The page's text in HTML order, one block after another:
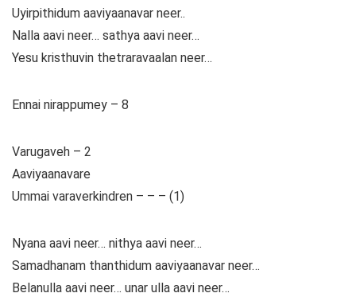
Uyirpithidum aaviyaanavar neer..
Nalla aavi neer… sathya aavi neer…
Yesu kristhuvin thetraravaalan neer…
Ennai nirappumey – 8
Varugaveh – 2
Aaviyaanavare
Ummai varaverkindren – – – (1)
Nyana aavi neer… nithya aavi neer…
Samadhanam thanthidum aaviyaanavar neer…
Belanulla aavi neer… unar ulla aavi neer…